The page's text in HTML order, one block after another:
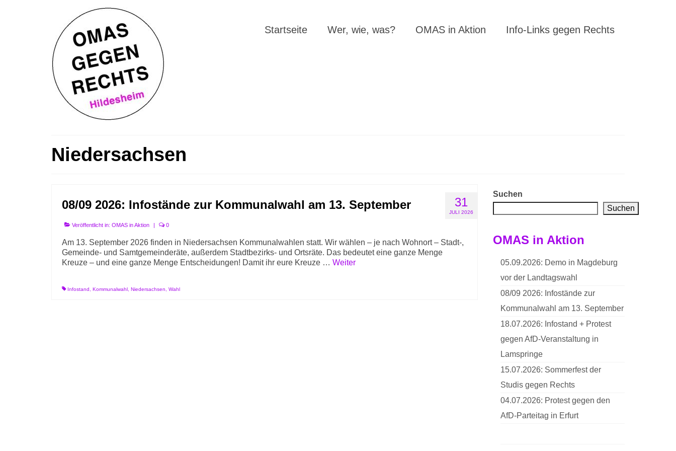
Startseite Wer, wie, was? OMAS in Aktion Info-Links gegen Rechts
Niedersachsen
31
JULI 2026
08/09 2026: Infostände zur Kommunalwahl am 13. September
Veröffentlicht in: OMAS in Aktion | 0
Am 13. September 2026 finden in Niedersachsen Kommunalwahlen statt. Wir wählen – je nach Wohnort – Stadt-,
Gemeinde- und Samtgemeinderäte, außerdem Stadtbezirks- und Ortsräte. Das bedeutet eine ganze Menge
Kreuze – und eine ganze Menge Entscheidungen! Damit ihr eure Kreuze … Weiter
Infostand Kommunalwahl Niedersachsen Wahl
Suchen
Suchen
OMAS in Aktion
05.09.2026: Demo in Magdeburg
vor der Landtagswahl
08/09 2026: Infostände zur
Kommunalwahl am 13. September
18.07.2026: Infostand + Protest
gegen AfD-Veranstaltung in
Lamspringe
15.07.2026: Sommerfest der
Studis gegen Rechts
04.07.2026: Protest gegen den
AfD-Parteitag in Erfurt